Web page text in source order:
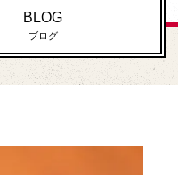
BLOG
ブログ